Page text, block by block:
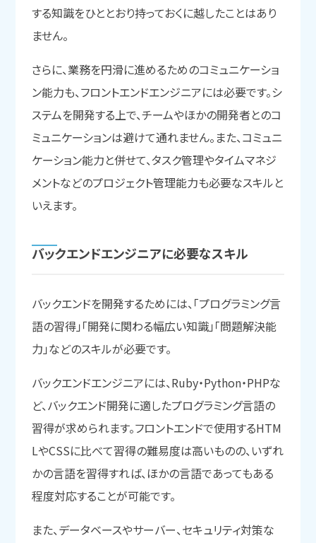
する知識をひととおり持っておくに越したことはあり
ません。
さらに、業務を円滑に進めるためのコミュニケーショ
ン能力も、フロントエンドエンジニアには必要です。シ
ステムを開発する上で、チームやほかの開発者とのコ
ミュニケーションは避けて通れません。また、コミュニ
ケーション能力と併せて、タスク管理やタイムマネジ
メントなどのプロジェクト管理能力も必要なスキルと
いえます。
バックエンドエンジニアに必要なスキル
バックエンドを開発するためには、「プログラミング言
語の習得」「開発に関わる幅広い知識」「問題解決能
力」などのスキルが必要です。
バックエンドエンジニアには、Ruby・Python・PHPな
ど、バックエンド開発に適したプログラミング言語の
習得が求められます。フロントエンドで使用するHTM
LやCSSに比べて習得の難易度は高いものの、いずれ
かの言語を習得すれば、ほかの言語であってもある
程度対応することが可能です。
また、データベースやサーバー、セキュリティ対策な